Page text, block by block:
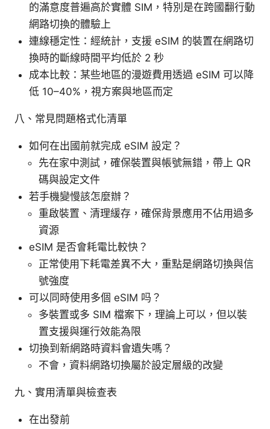
的滿意度普遍高於實體 SIM，特別是在跨國翻行動
網路切換的體驗上
連線穩定性：經統計，支援 eSIM 的裝置在網路切
換時的斷線時間平均低於 2 秒
成本比較：某些地區的漫遊費用透過 eSIM 可以降
低 10–40%，視方案與地區而定
八、常見問題格式化清單
如何在出國前就完成 eSIM 設定？
先在家中測試，確保裝置與帳號無錯，帶上 QR
碼與設定文件
若手機變慢該怎麼辦？
重啟裝置、清理緩存，確保背景應用不佔用過多
資源
eSIM 是否會耗電比較快？
正常使用下耗電差異不大，重點是網路切換與信
號強度
可以同時使用多個 eSIM 吗？
多裝置或多 SIM 檔案下，理論上可以，但以裝
置支援與運行效能為限
切換到新網路時資料會遺失嗎？
不會，資料網路切換屬於設定層級的改變
九、實用清單與檢查表
在出發前